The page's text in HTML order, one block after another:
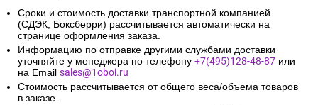
Сроки и стоимость доставки транспортной компанией
(СДЭК, Боксберри) рассчитывается автоматически на
странице оформления заказа.
Информацию по отправке другими службами доставки
уточняйте у менеджера по телефону +7(495)128-48-87 или
на Email sales@1oboi.ru
Стоимость рассчитывается от общего веса/объема товаров
в заказе.